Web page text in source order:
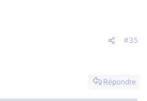
#35
Répondre